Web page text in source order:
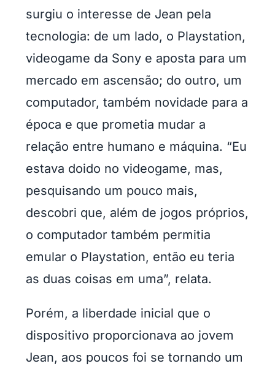
surgiu o interesse de Jean pela
tecnologia: de um lado, o Playstation,
videogame da Sony e aposta para um
mercado em ascensão; do outro, um
computador, também novidade para a
época e que prometia mudar a
relação entre humano e máquina. “Eu
estava doido no videogame, mas,
pesquisando um pouco mais,
descobri que, além de jogos próprios,
o computador também permitia
emular o Playstation, então eu teria
as duas coisas em uma”, relata.
Porém, a liberdade inicial que o
dispositivo proporcionava ao jovem
Jean, aos poucos foi se tornando um